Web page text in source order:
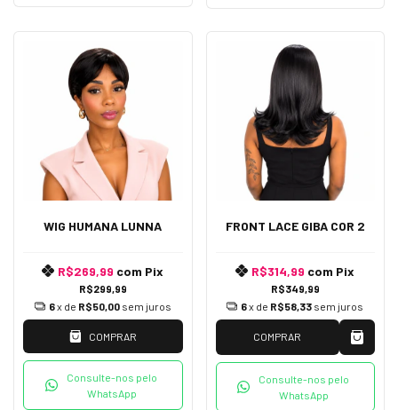
WIG HUMANA LUNNA
R$299,99
R$269,99 com Pix
6x de R$50,00 sem juros
COMPRAR
Consulte-nos pelo
WhatsApp
FRONT LACE GIBA COR 2
R$349,99
R$314,99 com Pix
6x de R$58,33 sem juros
COMPRAR
Consulte-nos pelo
WhatsApp